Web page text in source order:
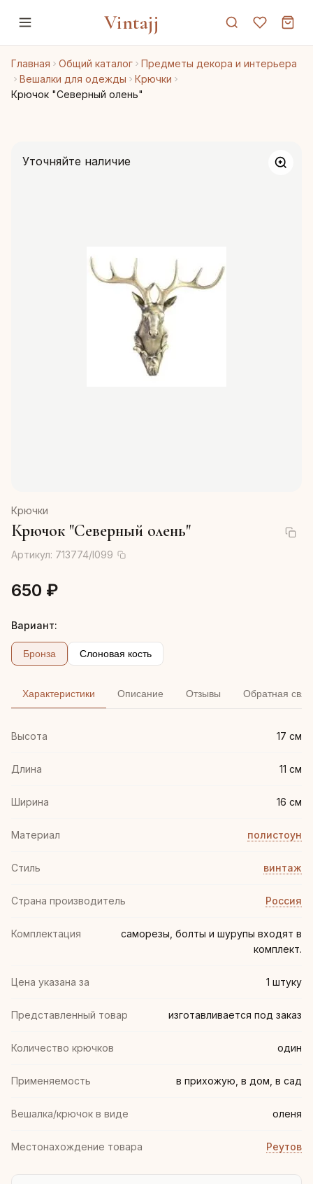
Vintajj
Главная Общий каталог
Предметы декора и интерьера
Вешалки для одежды
Крючки
Крючок "Северный олень"
Уточняйте наличие
Крючки
Крючок "Северный олень"
Артикул: 713774/I099
650 ₽
Вариант:
Бронза Слоновая кость
Характеристики Описание Отзывы Обратная
Высота 17 см
Длина 11 см
Ширина 16 см
Материал полистоун
Стиль винтаж
Страна производитель Россия
Комплектация
саморезы, болты и шурупы входят в
комплект.
Цена указана за 1 штуку
Представленный товар изготавливается под заказ
Количество крючков один
Применяемость в прихожую, в дом, в сад
Вешалка/крючок в виде оленя
Местонахождение товара Реутов